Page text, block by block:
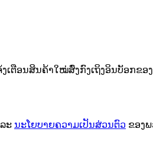
ຕືອນສິນຄ້າໃໝ່ສົ່ງກົງເຖິງອິນບັອກຂອ
ະ ນະໂຍບາຍຄວາມເປັນສ່ວນຕົວ ຂອງພ